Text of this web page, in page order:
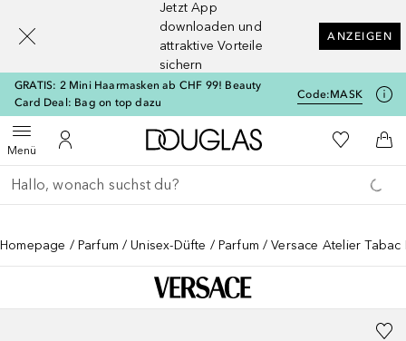
Jetzt App
downloaden und
attraktive Vorteile
sichern
ANZEIGEN
GRATIS: 2 Mini Haarmasken ab CHF 99! Beauty
Card Deal: Bag on top dazu
Code:MASK
MenüMenü öffnenZu Meinem Kundenkonto
Zur Douglas Startseite
Zu Meiner
Gehe zurück
Suche ausführen
Homepage Parfum Unisex-Düfte Parfum Versace Atelier Tabac
[navigation.slideout.screenreader]